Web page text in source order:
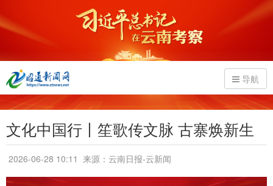
导航
文化中国行丨笙歌传文脉 古寨焕新生
2026-06-28 10:11 来源：云南日报-云新闻